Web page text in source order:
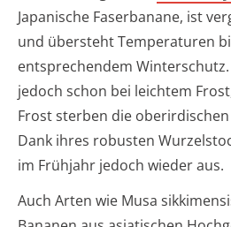
Japanische Faserbanane, ist
und übersteht Temperaturen
entsprechendem
jedoch schon bei leichtem
Frost sterben die
Dank ihres robusten
im Frühjahr jedoch wieder aus.
Auch Arten wie Musa